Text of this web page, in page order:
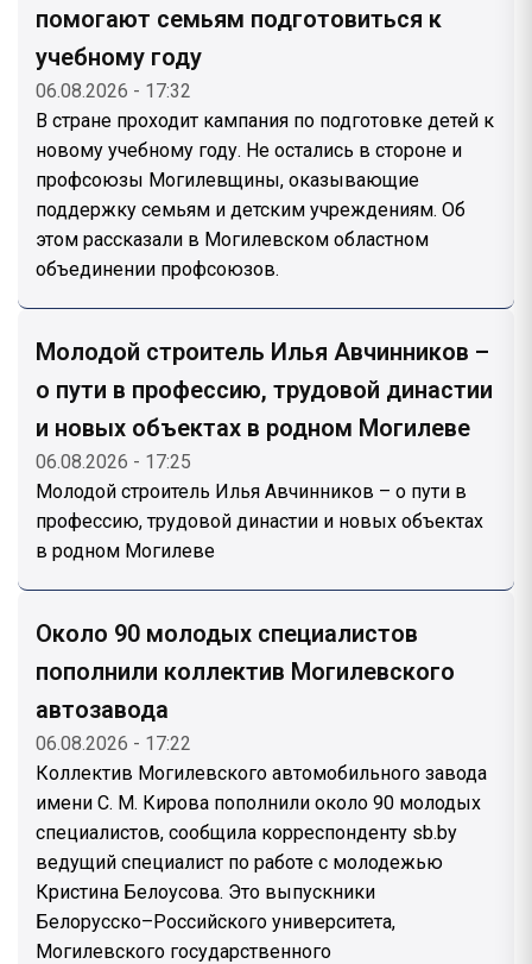
помогают семьям подготовиться к
учебному году
06.08.2026 - 17:32
В стране проходит кампания по подготовке детей к
новому учебному году. Не остались в стороне и
профсоюзы Могилевщины, оказывающие
поддержку семьям и детским учреждениям. Об
этом рассказали в Могилевском областном
объединении профсоюзов.
Молодой строитель Илья Авчинников –
о пути в профессию, трудовой династии
и новых объектах в родном Могилеве
06.08.2026 - 17:25
Молодой строитель Илья Авчинников – о пути в
профессию, трудовой династии и новых объектах
в родном Могилеве
Около 90 молодых специалистов
пополнили коллектив Могилевского
автозавода
06.08.2026 - 17:22
Коллектив Могилевского автомобильного завода
имени С. М. Кирова пополнили около 90 молодых
специалистов, сообщила корреспонденту sb.by
ведущий специалист по работе с молодежью
Кристина Белоусова. Это выпускники
Белорусско–Российского университета,
Могилевского государственного